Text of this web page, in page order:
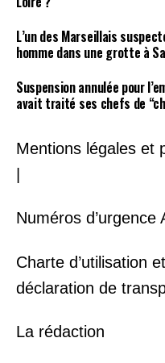
L’un des Marseillais
homme dans une grotte à
Suspension annulée pour
avait traité ses chefs de
Mentions légales et
|
Numéros d’urgence
Charte d’utilisation
déclaration de
La rédaction